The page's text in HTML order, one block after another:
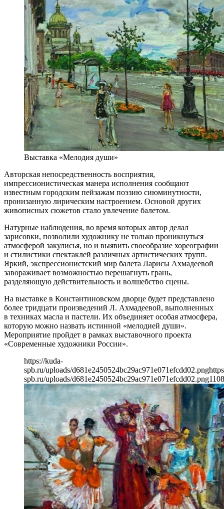
Выставка «Мелодия души»
Авторская непосредственность восприятия,
импрессионистическая манера исполнения сообщают
известным городским пейзажам поэзию сиюминутности,
пронизанную лирическим настроением. Основой других
живописных сюжетов стало увлечение балетом.
Натурные наблюдения, во время которых автор делал
зарисовки, позволили художнику не только проникнуться
атмосферой закулисья, но и выявить своеобразие хореографии
и стилистики спектаклей различных артистических трупп.
Яркий, экспрессионистский мир балета Ларисы Ахмадеевой
завораживает возможностью перешагнуть грань,
разделяющую действительность и волшебство сцены.
На выставке в Константиновском дворце будет представлено
более тридцати произведений Л. Ахмадеевой, выполненных
в техниках масла и пастели. Их объединяет особая атмосфера,
которую можно назвать истинной «мелодией души».
Мероприятие пройдет в рамках выставочного проекта
«Современные художники России».
https://kuda-
spb.ru/uploads/d681e2450524bc29ac971e071efcdd02.png
spb.ru/uploads/d681e2450524bc29ac971e071efcdd02.png1108